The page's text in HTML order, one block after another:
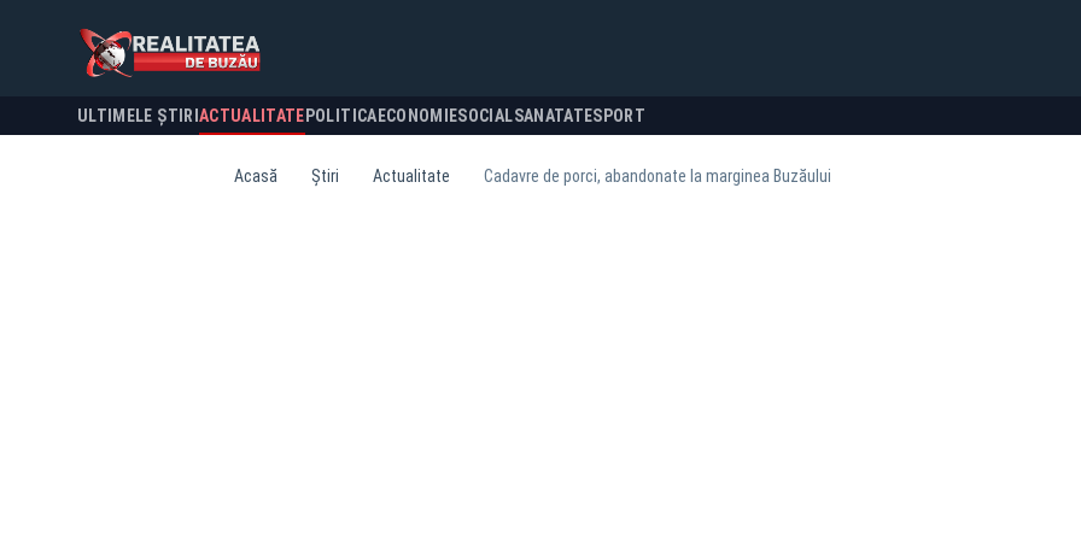
ULTIMELE ȘTIRI ACTUALITATE POLITICA ECONOMIESOCIALSANATATESPORT
Acasă Știri Actualitate Cadavre de porci, abandonate la marginea Buzăului